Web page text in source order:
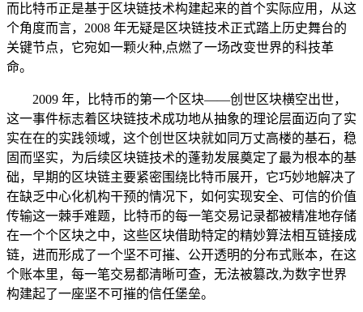
而比特币正是基于区块链技术构建起来的首个实际应用，从这
个角度而言，2008 年无疑是区块链技术正式踏上历史舞台的
关键节点，它宛如一颗火种,点燃了一场改变世界的科技革
命。
2009 年，比特币的第一个区块——创世区块横空出世，
这一事件标志着区块链技术成功地从抽象的理论层面迈向了实
实在在的实践领域，这个创世区块就如同万丈高楼的基石，稳
固而坚实，为后续区块链技术的蓬勃发展奠定了最为根本的基
础，早期的区块链主要紧密围绕比特币展开，它巧妙地解决了
在缺乏中心化机构干预的情况下，如何实现安全、可信的价值
传输这一棘手难题，比特币的每一笔交易记录都被精准地存储
在一个个区块之中，这些区块借助特定的精妙算法相互链接成
链，进而形成了一个坚不可摧、公开透明的分布式账本，在这
个账本里，每一笔交易都清晰可查，无法被篡改,为数字世界
构建起了一座坚不可摧的信任堡垒。